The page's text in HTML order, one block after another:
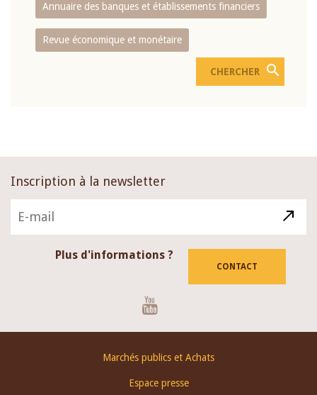
Annuaire des banques et établissements financiers
Revue économique et monétaire
Inscription à la newsletter
Plus d'informations ?
CONTACT
Marchés publics et Achats
Espace presse